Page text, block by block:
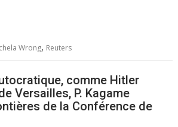
Wrong, Reuters
comme Hitler
Versailles, P. Kagame
de la Conférence de